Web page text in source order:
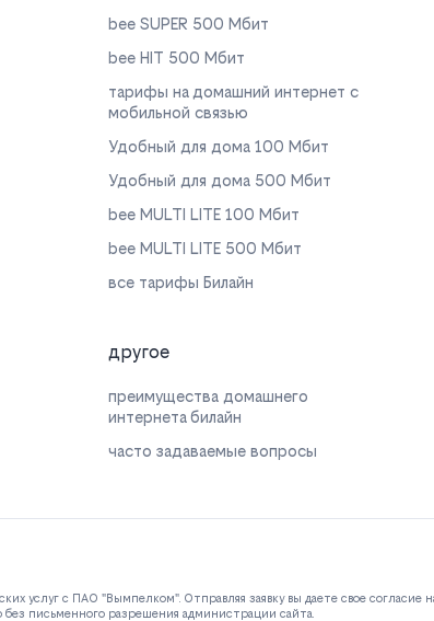
bee SUPER 500 Мбит
bee HIT 500 Мбит
тарифы на домашний интернет с
мобильной связью
Удобный для дома 100 Мбит
Удобный для дома 500 Мбит
bee MULTI LITE 100 Мбит
bee MULTI LITE 500 Мбит
все тарифы Билайн
другое
преимущества домашнего
интернета билайн
часто задаваемые вопросы
услуг с ПАО "Вымпелком". Отправляя заявку вы даете свое согласие
письменного разрешения администрации сайта.